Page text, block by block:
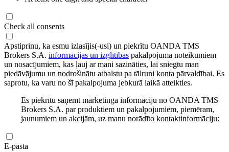
Check all consents
Apstiprinu, ka esmu izlasījis(-usi) un piekrītu OANDA TMS
Brokers S.A. informācijas un izglītības pakalpojuma noteikumiem
un nosacījumiem, kas ļauj ar mani sazināties, lai sniegtu man
piedāvājumu un nodrošinātu atbalstu pa tālruni konta pārvaldībai. Es
saprotu, ka varu no šī pakalpojuma jebkurā laikā atteikties.
Es piekrītu saņemt mārketinga informāciju no OANDA TMS
Brokers S.A. par produktiem un pakalpojumiem, piemēram,
jaunumiem un akcijām, uz manu norādīto kontaktinformāciju:
E-pasta